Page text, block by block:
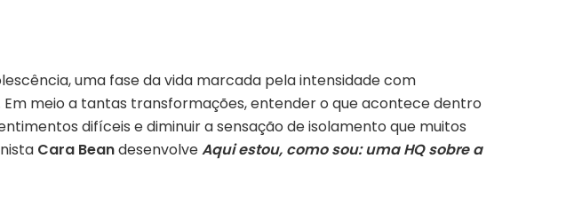
uma fase da vida marcada pela intensidade com
meio a tantas transformações, entender o que acontece dentro
difíceis e diminuir a sensação de isolamento que muitos
Cara BeandesenvolveAqui estou, como sou: uma HQ sobre a